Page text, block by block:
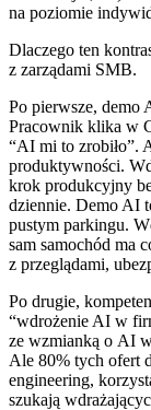
na poziomie
Dlaczego ten
z zarządami SMB.
Po pierwsze, demo
Pracownik klika w
“AI mi to zrobiło”.
produktywności.
krok produkcyjny
dziennie. Demo AI
pustym parkingu.
sam samochód ma
z przeglądami,
Po drugie,
“wdrożenie AI w
ze wzmianką o AI
Ale 80% tych ofert
engineering,
szukają